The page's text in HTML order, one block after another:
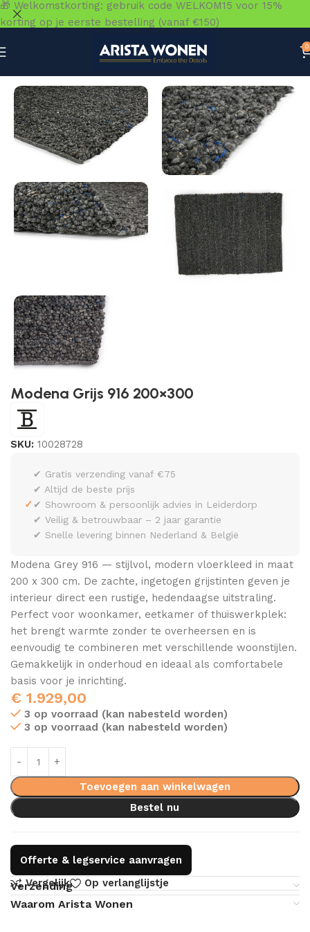
0
Modena Grijs 916 200×300
SKU: 10028728
✓
✔ Gratis verzending vanaf €75
✔ Altijd de beste prijs
✔ Showroom & persoonlijk advies in Leiderdorp
✔ Veilig & betrouwbaar – 2 jaar garantie
✔ Snelle levering binnen Nederland & België
Modena Grey 916 — stijlvol, modern vloerkleed in maat
200 x 300 cm. De zachte, ingetogen grijstinten geven je
interieur direct een rustige, hedendaagse uitstraling.
Perfect voor woonkamer, eetkamer of thuiswerkplek:
het brengt warmte zonder te overheersen en is
eenvoudig te combineren met verschillende woonstijlen.
Gemakkelijk in onderhoud en ideaal als comfortabele
basis voor je inrichting.
€ 1.929,00
3 op voorraad (kan nabesteld worden)
3 op voorraad (kan nabesteld worden)
Toevoegen aan winkelwagen
Bestel nu
Offerte & legservice aanvragen
Vergelijk
Op verlanglijstje
Verzending
Waarom Arista Wonen
🎁 Welkomstkorting: gebruik code WELKOM15 voor 15%
korting op je eerste bestelling (vanaf €150)